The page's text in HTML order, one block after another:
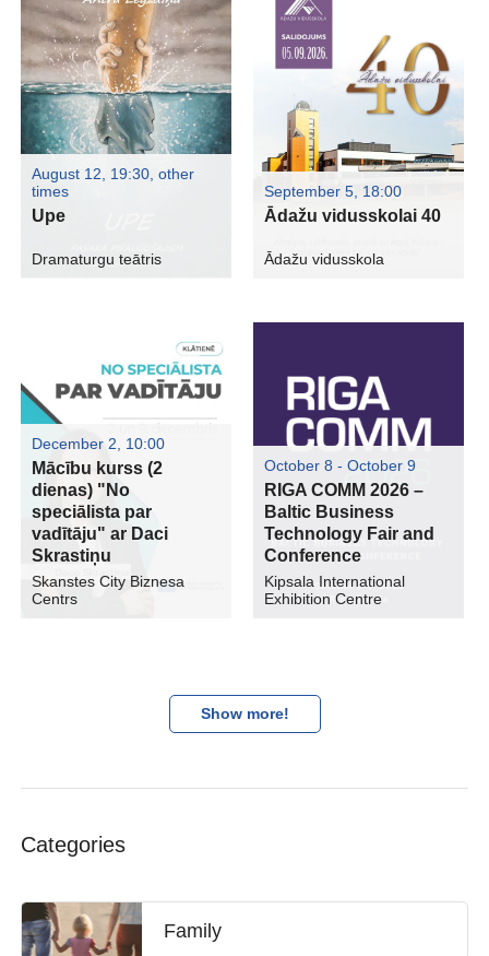
August 12, 19:30 other
times
Upe
Dramaturgu teātris
September 5, 18:00
Ādažu vidusskolai 40
Ādažu vidusskola
December 2, 10:00
Mācību kurss (2
dienas) "No
speciālista par
vadītāju" ar Daci
Skrastiņu
Skanstes City Biznesa
Centrs
October 8 - October 9
RIGA COMM 2026 –
Baltic Business
Technology Fair and
Conference
Kipsala International
Exhibition Centre
Show more!
Categories
Family